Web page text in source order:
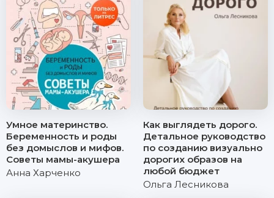
Умное материнство.
Беременность и роды
без домыслов и мифов.
Советы мамы-акушера
Анна Харченко
Как выглядеть дорого.
Детальное руководство
по созданию визуально
дорогих образов на
любой бюджет
Ольга Лесникова